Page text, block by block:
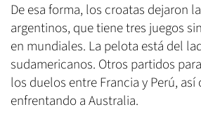
De esa forma, los croatas dejaron
argentinos, que tiene tres juegos
en mundiales. La pelota está del
sudamericanos. Otros partidos
los duelos entre Francia y Perú,
enfrentando a Australia.